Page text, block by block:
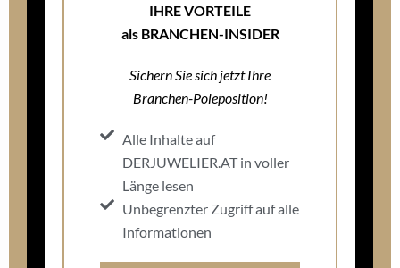
IHRE VORTEILE
als BRANCHEN-INSIDER
Sichern Sie sich jetzt Ihre
Branchen-Poleposition!
Alle Inhalte auf
DERJUWELIER.AT in voller
Länge lesen
Unbegrenzter Zugriff auf alle
Informationen